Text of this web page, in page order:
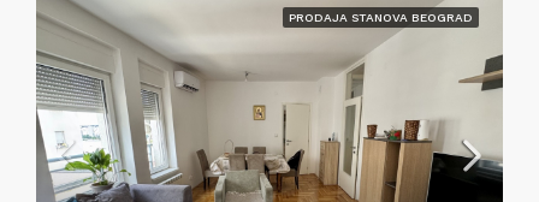
PRODAJA STANOVA BEOGRAD